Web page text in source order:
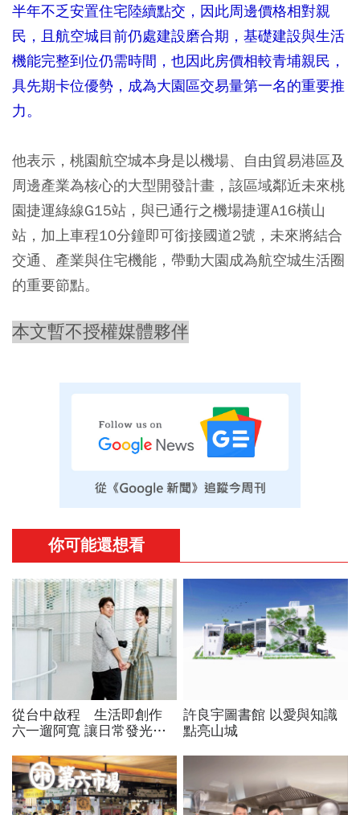
半年不乏安置住宅陸續點交，因此周邊價格相對親
民，且航空城目前仍處建設磨合期，基礎建設與生活
機能完整到位仍需時間，也因此房價相較青埔親民，
具先期卡位優勢，成為大園區交易量第一名的重要推
力。
他表示，桃園航空城本身是以機場、自由貿易港區及
周邊產業為核心的大型開發計畫，該區域鄰近未來桃
園捷運綠線G15站，與已通行之機場捷運A16橫山
站，加上車程10分鐘即可銜接國道2號，未來將結合
交通、產業與住宅機能，帶動大園成為航空城生活圈
的重要節點。
本文暫不授權媒體夥伴